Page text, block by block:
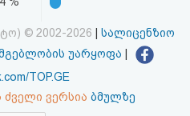
© 2002-2026
სალიცენზიო
უარყოფა
TOP.GE
ძველი ვერსია ბმულზე